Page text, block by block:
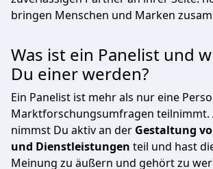
bringen Menschen und Marken
Was ist ein Panelist und
Du einer werden?
Ein Panelist ist mehr als nur eine
Marktforschungsumfragen teilnimmt.
nimmst Du aktiv an der Gestaltung
und Dienstleistungen teil und hast
Meinung zu äußern und gehört zu